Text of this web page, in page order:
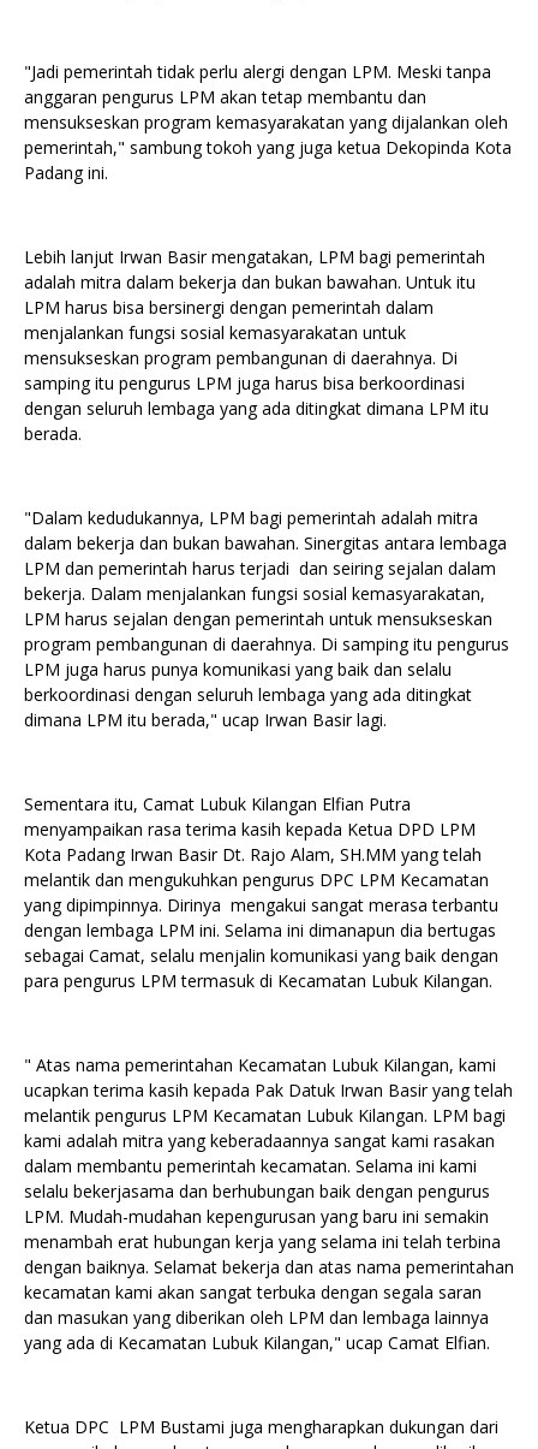
"Jadi pemerintah tidak perlu alergi dengan LPM. Meski tanpa
anggaran pengurus LPM akan tetap membantu dan
mensukseskan program kemasyarakatan yang dijalankan oleh
pemerintah," sambung tokoh yang juga ketua Dekopinda Kota
Padang ini.
Lebih lanjut Irwan Basir mengatakan, LPM bagi pemerintah
adalah mitra dalam bekerja dan bukan bawahan. Untuk itu
LPM harus bisa bersinergi dengan pemerintah dalam
menjalankan fungsi sosial kemasyarakatan untuk
mensukseskan program pembangunan di daerahnya. Di
samping itu pengurus LPM juga harus bisa berkoordinasi
dengan seluruh lembaga yang ada ditingkat dimana LPM itu
berada.
"Dalam kedudukannya, LPM bagi pemerintah adalah mitra
dalam bekerja dan bukan bawahan. Sinergitas antara lembaga
LPM dan pemerintah harus terjadi dan seiring sejalan dalam
bekerja. Dalam menjalankan fungsi sosial kemasyarakatan,
LPM harus sejalan dengan pemerintah untuk mensukseskan
program pembangunan di daerahnya. Di samping itu pengurus
LPM juga harus punya komunikasi yang baik dan selalu
berkoordinasi dengan seluruh lembaga yang ada ditingkat
dimana LPM itu berada," ucap Irwan Basir lagi.
Sementara itu, Camat Lubuk Kilangan Elfian Putra
menyampaikan rasa terima kasih kepada Ketua DPD LPM
Kota Padang Irwan Basir Dt. Rajo Alam, SH.MM yang telah
melantik dan mengukuhkan pengurus DPC LPM Kecamatan
yang dipimpinnya. Dirinya mengakui sangat merasa terbantu
dengan lembaga LPM ini. Selama ini dimanapun dia bertugas
sebagai Camat, selalu menjalin komunikasi yang baik dengan
para pengurus LPM termasuk di Kecamatan Lubuk Kilangan.
" Atas nama pemerintahan Kecamatan Lubuk Kilangan, kami
ucapkan terima kasih kepada Pak Datuk Irwan Basir yang telah
melantik pengurus LPM Kecamatan Lubuk Kilangan. LPM bagi
kami adalah mitra yang keberadaannya sangat kami rasakan
dalam membantu pemerintah kecamatan. Selama ini kami
selalu bekerjasama dan berhubungan baik dengan pengurus
LPM. Mudah-mudahan kepengurusan yang baru ini semakin
menambah erat hubungan kerja yang selama ini telah terbina
dengan baiknya. Selamat bekerja dan atas nama pemerintahan
kecamatan kami akan sangat terbuka dengan segala saran
dan masukan yang diberikan oleh LPM dan lembaga lainnya
yang ada di Kecamatan Lubuk Kilangan," ucap Camat Elfian.
Ketua DPC LPM Bustami juga mengharapkan dukungan dari